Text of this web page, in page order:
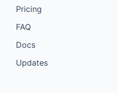
Pricing
FAQ
Docs
Updates